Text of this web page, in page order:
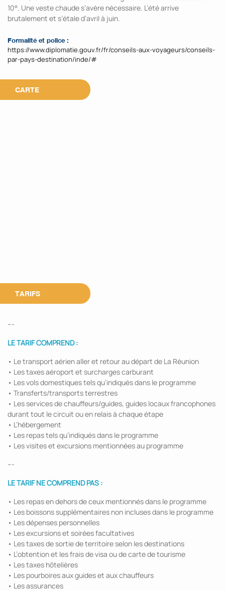
10°. Une veste chaude s’avère nécessaire. L’été arrive
brutalement et s’étale d’avril à juin.
Formalité et police :
https://www.diplomatie.gouv.fr/fr/conseils-aux-voyageurs/conseils-
par-pays-destination/inde/#
CARTE
TARIFS
---
LE TARIF COMPREND :
• Le transport aérien aller et retour au départ de La Réunion
• Les taxes aéroport et surcharges carburant
• Les vols domestiques tels qu’indiqués dans le programme
• Transferts/transports terrestres
• Les services de chauffeurs/guides, guides locaux francophones
durant tout le circuit ou en relais à chaque étape
• L’hébergement
• Les repas tels qu’indiqués dans le programme
• Les visites et excursions mentionnées au programme
---
LE TARIF NE COMPREND PAS :
• Les repas en dehors de ceux mentionnés dans le programme
• Les boissons supplémentaires non incluses dans le programme
• Les dépenses personnelles
• Les excursions et soirées facultatives
• Les taxes de sortie de territoire selon les destinations
• L’obtention et les frais de visa ou de carte de tourisme
• Les taxes hôtelières
• Les pourboires aux guides et aux chauffeurs
• Les assurances